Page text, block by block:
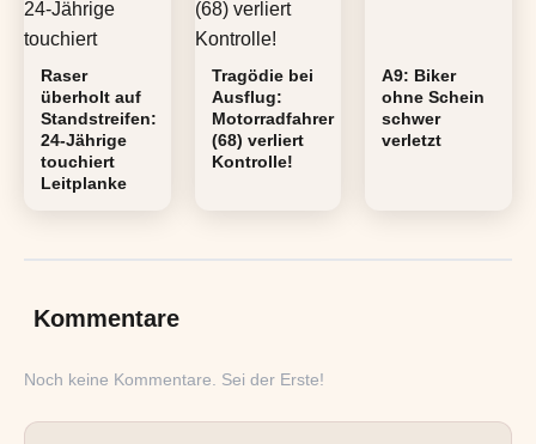
Raser
überholt auf
Standstreifen:
24-Jährige
touchiert
Leitplanke
Tragödie bei
Ausflug:
Motorradfahrer
(68) verliert
Kontrolle!
A9: Biker
ohne Schein
schwer
verletzt
Kommentare
Noch keine Kommentare. Sei der Erste!